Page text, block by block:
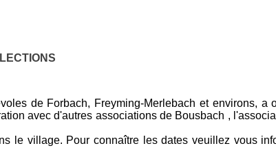
de Forbach, Freyming-Merlebach et environs, a
avec d'autres associations de Bousbach ,
le village. Pour connaître les dates veuillez vous